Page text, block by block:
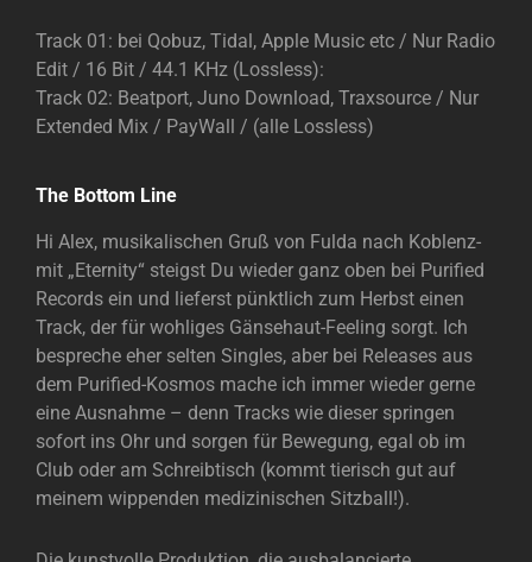
Track 01: bei Qobuz, Tidal, Apple Music etc / Nur Radio
Edit / 16 Bit / 44.1 KHz (Lossless):
Track 02: Beatport, Juno Download, Traxsource / Nur
Extended Mix / PayWall / (alle Lossless)
The Bottom Line
Hi Alex, musikalischen Gruß von Fulda nach Koblenz-
mit „Eternity“ steigst Du wieder ganz oben bei Purified
Records ein und lieferst pünktlich zum Herbst einen
Track, der für wohliges Gänsehaut-Feeling sorgt. Ich
bespreche eher selten Singles, aber bei Releases aus
dem Purified-Kosmos mache ich immer wieder gerne
eine Ausnahme – denn Tracks wie dieser springen
sofort ins Ohr und sorgen für Bewegung, egal ob im
Club oder am Schreibtisch (kommt tierisch gut auf
meinem wippenden medizinischen Sitzball!).